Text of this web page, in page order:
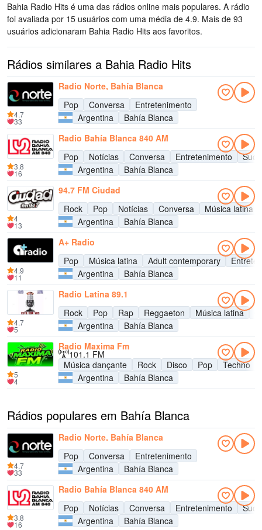
Bahia Radio Hits é uma das rádios online mais populares. A rádio
foi avaliada por 15 usuários com uma média de 4.9. Mais de 93
usuários adicionaram Bahia Radio Hits aos favoritos.
Rádios similares a Bahia Radio Hits
Radio Norte, Bahía Blanca
Pop
Conversa
Entretenimento
Argentina
Bahía Blanca
4.7
33
Radio Bahía Blanca 840 AM
Pop
Notícias Conversa Entretenimento
Argentina
Bahía Blanca
3.8
16
94.7 FM Ciudad
Rock
Pop Notícias Conversa
Música latina
Argentina
Bahía Blanca
4
13
A+ Radio
Pop
Música latina Adult contemporary
Argentina
Bahía Blanca
4.9
11
Radio Latina 89.1
Rock
Pop Rap Reggaeton Música latina
Argentina
Bahía Blanca
4.7
5
Radio Maxima Fm
101.1 FM
Música dançante
Rock Disco Pop Techno
Argentina
Bahía Blanca
5
4
Rádios populares em Bahía Blanca
Radio Norte, Bahía Blanca
Pop
Conversa
Entretenimento
Argentina
Bahía Blanca
4.7
33
Radio Bahía Blanca 840 AM
Pop
Notícias Conversa Entretenimento
Argentina
Bahía Blanca
3.8
16